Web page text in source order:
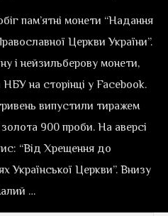
пам’ятні монети “Надання
Церкви України”.
і нейзильберову монети,
на сторінці у Facebook.
випустили тиражем
золота 900 проби. На аверсі
“Від Хрещення до
Української Церкви”. Внизу
…